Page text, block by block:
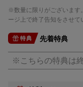
※数量に限りがございます
ージ上で終了告知をさせて
特典 先着特典
※こちらの特典は